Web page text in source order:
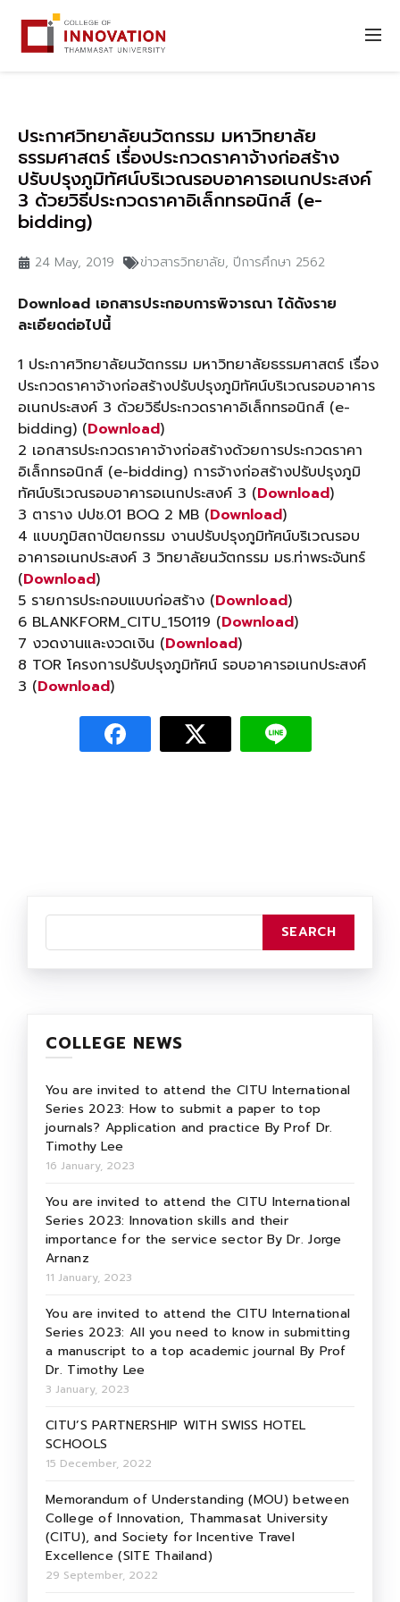
ประกาศวิทยาลัยนวัตกรรม มหาวิทยาลัย
ธรรมศาสตร์ เรื่องประกวดราคาจ้างก่อสร้าง
ปรับปรุงภูมิทัศน์บริเวณรอบอาคารอเนกประสงค์
3 ด้วยวิธีประกวดราคาอิเล็กทรอนิกส์ (e-
bidding)
24 May, 2019 ข่าวสารวิทยาลัย, ปีการศึกษา 2562
Download เอกสารประกอบการพิจารณา ได้ดังราย
ละเอียดต่อไปนี้
1 ประกาศวิทยาลัยนวัตกรรม มหาวิทยาลัยธรรมศาสตร์ เรื่อง
ประกวดราคาจ้างก่อสร้างปรับปรุงภูมิทัศน์บริเวณรอบอาคาร
อเนกประสงค์ 3 ด้วยวิธีประกวดราคาอิเล็กทรอนิกส์ (e-
bidding) (Download)
2 เอกสารประกวดราคาจ้างก่อสร้างด้วยการประกวดราคา
อิเล็กทรอนิกส์ (e-bidding) การจ้างก่อสร้างปรับปรุงภูมิ
ทัศน์บริเวณรอบอาคารอเนกประสงค์ 3 (Download)
3 ตาราง ปปช.01 BOQ 2 MB (Download)
4 แบบภูมิสถาปัตยกรรม งานปรับปรุงภูมิทัศน์บริเวณรอบ
อาคารอเนกประสงค์ 3 วิทยาลัยนวัตกรรม มธ.ท่าพระจันทร์
(Download)
5 รายการประกอบแบบก่อสร้าง (Download)
6 BLANKFORM_CITU_150119 (Download)
7 งวดงานและงวดเงิน (Download)
8 TOR โครงการปรับปรุงภูมิทัศน์ รอบอาคารอเนกประสงค์
3 (Download)
COLLEGE NEWS
You are invited to attend the CITU International
Series 2023: How to submit a paper to top
journals? Application and practice By Prof Dr.
Timothy Lee
16 January, 2023
You are invited to attend the CITU International
Series 2023: Innovation skills and their
importance for the service sector By Dr. Jorge
Arnanz
11 January, 2023
You are invited to attend the CITU International
Series 2023: All you need to know in submitting
a manuscript to a top academic journal By Prof
Dr. Timothy Lee
3 January, 2023
CITU’S PARTNERSHIP WITH SWISS HOTEL
SCHOOLS
15 December, 2022
Memorandum of Understanding (MOU) between
College of Innovation, Thammasat University
(CITU), and Society for Incentive Travel
Excellence (SITE Thailand)
29 September, 2022